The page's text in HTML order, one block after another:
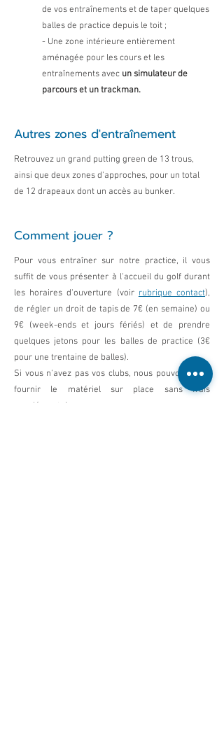
de vos entraînements et de taper quelques
balles de practice depuis le toit ;
- Une zone intérieure entièrement
aménagée pour les cours et les
entraînements avec un simulateur de
parcours et un trackman.
Autres zones d'entraînement
Retrouvez un grand putting green de 13 trous,
ainsi que deux zones d'approches, pour un total
de 12 drapeaux dont un accès au bunker.
Comment jouer ?
Pour vous entraîner sur notre practice, il vous
suffit de vous présenter à l'accueil du golf durant
les horaires d'ouverture (voir rubrique contact),
de régler un droit de tapis de 7€ (en semaine) ou
9€ (week-ends et jours fériés) et de prendre
quelques jetons pour les balles de practice (3€
pour une trentaine de balles).
Si vous n'avez pas vos clubs, nous pouvons vous
fournir le matériel sur place sans frais
supplémentaires.